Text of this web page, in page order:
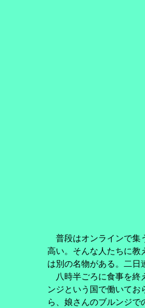
普段はオンラインで集
高い。そんな人たちに教
は別の名物がある。二日
八時半ごろに食事を終
ンジという国で働いてお
ら、娘さんのブルンジで